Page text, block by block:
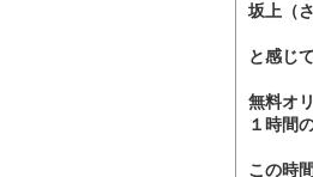
坂上（
と感じ
無料オ
１時間
この時